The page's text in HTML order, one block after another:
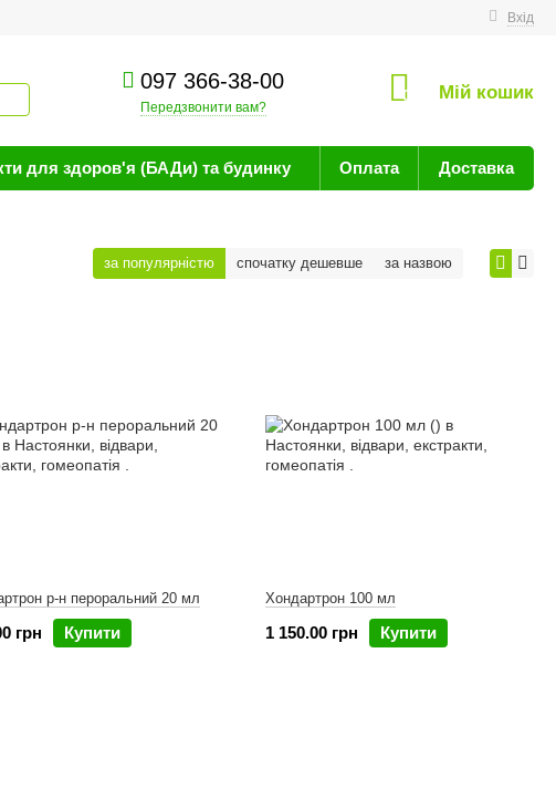
Вхід
097 366-38-00
Передзвонити вам?
0 Мій кошик
для здоров'я (БАДи) та будинку Оплата Доставка
за популярністю спочатку дешевше за назвою
р-н пероральний 20 мл
грн Купити
Хондартрон 100 мл
1 150.00 грн Купити